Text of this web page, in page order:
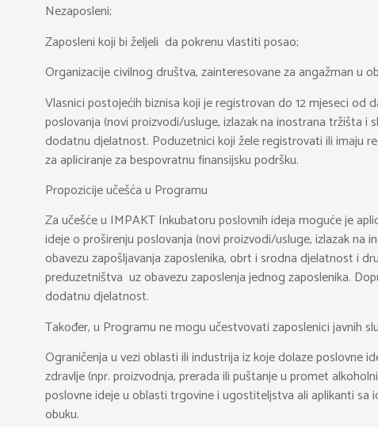
Nezaposleni;
Zaposleni koji bi željeli da pokrenu vlastiti posao;
Organizacije civilnog društva, zainteresovane za angažman u
Vlasnici postojećih biznisa koji je registrovan do 12 mjeseci od
poslovanja (novi proizvodi/usluge, izlazak na inostrana tržišta i
dodatnu djelatnost. Poduzetnici koji žele registrovati ili imaju
za apliciranje za bespovratnu finansijsku podršku.
Propozicije učešća u Programu
Za učešće u IMPAKT Inkubatoru poslovnih ideja moguće je
ideje o proširenju poslovanja (novi proizvodi/usluge, izlazak
obavezu zapošljavanja zaposlenika, obrt i srodna djelatnost i
preduzetništva uz obavezu zaposlenja jednog zaposlenika.
dodatnu djelatnost.
Također, u Programu ne mogu učestvovati zaposlenici javnih
Ograničenja u vezi oblasti ili industrija iz koje dolaze poslovne
zdravlje (npr. proizvodnja, prerada ili puštanje u promet
poslovne ideje u oblasti trgovine i ugostiteljstva ali aplikanti
obuku.